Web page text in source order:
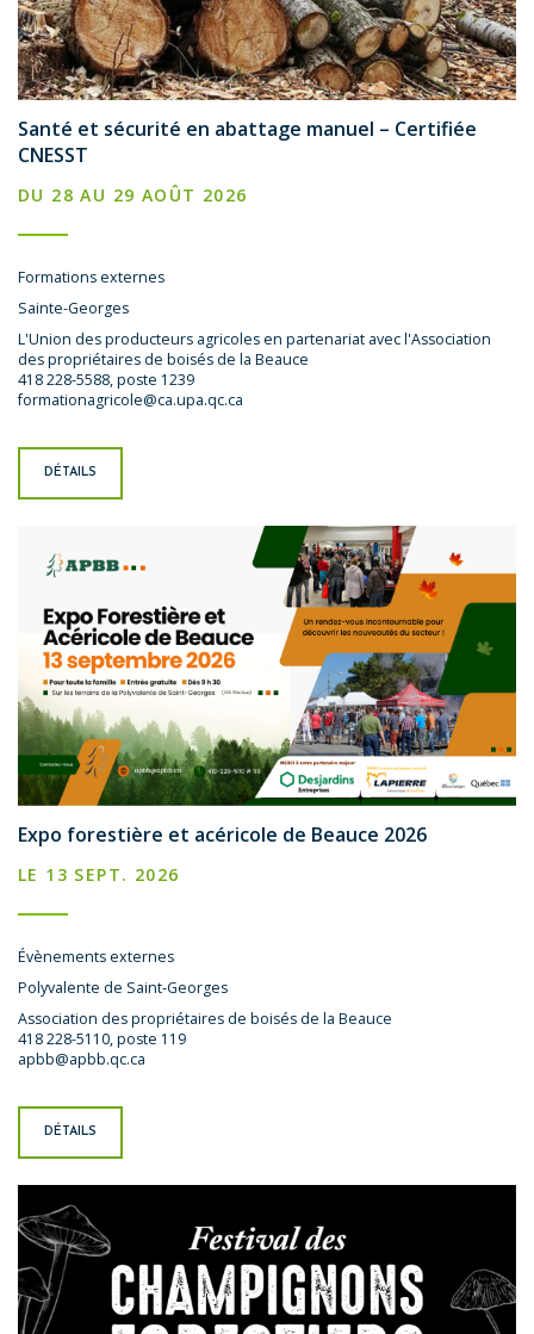
Santé et sécurité en abattage manuel – Certifiée
CNESST
DU 28 AU 29 AOÛT 2026
Formations externes
Sainte-Georges
L'Union des producteurs agricoles en partenariat avec l'Association
des propriétaires de boisés de la Beauce
418 228-5588, poste 1239
formationagricole@ca.upa.qc.ca
DÉTAILS
Expo forestière et acéricole de Beauce 2026
LE 13 SEPT. 2026
Évènements externes
Polyvalente de Saint-Georges
Association des propriétaires de boisés de la Beauce
418 228-5110, poste 119
apbb@apbb.qc.ca
DÉTAILS